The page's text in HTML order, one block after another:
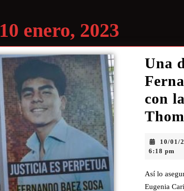
10 enero, 2023
Una
con
10/01/
6:18 pm
Así lo
Eugenia